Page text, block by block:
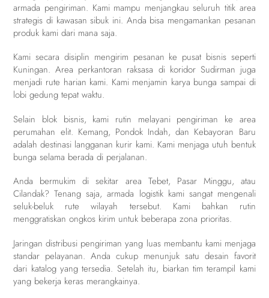
armada pengiriman. Kami mampu menjangkau seluruh titik area
strategis di kawasan sibuk ini. Anda bisa mengamankan pesanan
produk kami dari mana saja.
Kami secara disiplin mengirim pesanan ke pusat bisnis seperti
Kuningan. Area perkantoran raksasa di koridor Sudirman juga
menjadi rute harian kami. Kami menjamin karya bunga sampai di
lobi gedung tepat waktu.
Selain blok bisnis, kami rutin melayani pengiriman ke area
perumahan elit. Kemang, Pondok Indah, dan Kebayoran Baru
adalah destinasi langganan kurir kami. Kami menjaga utuh bentuk
bunga selama berada di perjalanan.
Anda bermukim di sekitar area Tebet, Pasar Minggu, atau
Cilandak? Tenang saja, armada logistik kami sangat mengenali
seluk-beluk rute wilayah tersebut. Kami bahkan rutin
menggratiskan ongkos kirim untuk beberapa zona prioritas.
Jaringan distribusi pengiriman yang luas membantu kami menjaga
standar pelayanan. Anda cukup menunjuk satu desain favorit
dari katalog yang tersedia. Setelah itu, biarkan tim terampil kami
yang bekerja keras merangkainya.